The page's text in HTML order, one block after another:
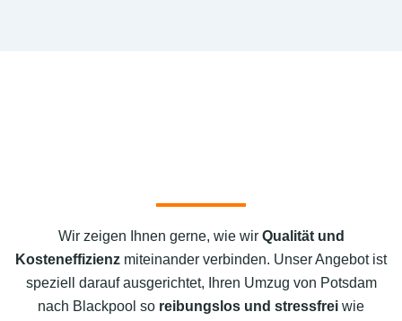
Wir zeigen Ihnen gerne, wie wir Qualität und
Kosteneffizienz miteinander verbinden. Unser Angebot ist
speziell darauf ausgerichtet, Ihren Umzug von Potsdam
nach Blackpool so reibungslos und stressfrei wie